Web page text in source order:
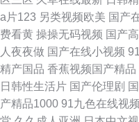
a片123 另类视频欧美 国产
费看黄 操操无码视频 国产
人夜夜做 国产在线小视频
精产国品 香蕉视频国产精品
日韩性生活片 国产伦理剧
产精品1000 91九色在线视频